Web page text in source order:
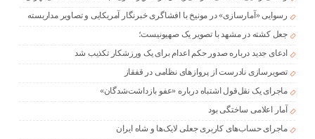
رسوایی «آمارسازی» در مونیخ با افشاگری خبرنگار آمریکایی و تصاویر مداربسته
جعل کشته در مشهد با تصویر یک صهیونیست؛
ادعای جدید درباره صدور حکم اعدام برای یک ورزشکار تکذیب شد
تصویرسازی نادرست از پروازهای نظامی در قفقاز
ماجرای یک نقل‌قول اشتباه درباره «عفو بازداشت‌شدگان»
آمار اعلامی ساختگی بود
ماجرای حساب‌های کاربری جعلی لایک‌ها و شاه ایران